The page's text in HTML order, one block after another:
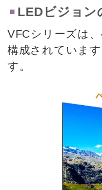
LEDビジョン
VFCシリーズは
構成されていま
す。